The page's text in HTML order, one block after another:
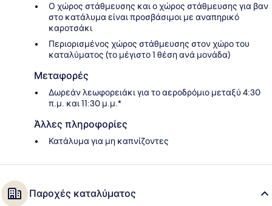
Ο χώρος στάθμευσης και ο χώρος στάθμευσης για βαν
στο κατάλυμα είναι προσβάσιμοι με αναπηρικό
καροτσάκι
Περιορισμένος χώρος στάθμευσης στον χώρο του
καταλύματος (το μέγιστο 1 θέση ανά μονάδα)
Μεταφορές
Δωρεάν λεωφορειάκι για το αεροδρόμιο μεταξύ 4:30
π.μ. και 11:30 μ.μ.*
Άλλες πληροφορίες
Κατάλυμα για μη καπνίζοντες
Παροχές καταλύματος